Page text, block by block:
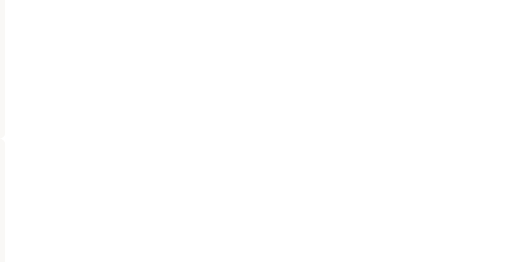
über all die großen und kleinen Wunder,